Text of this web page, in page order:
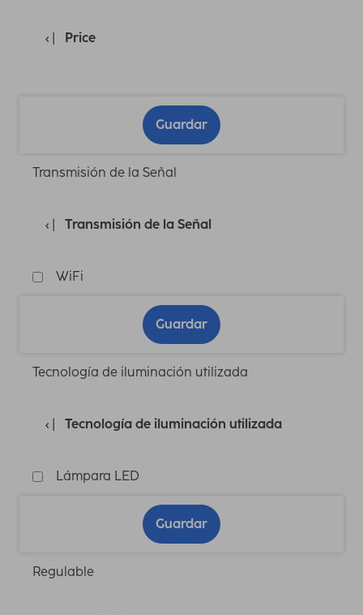
Price
Guardar
Transmisión de la Señal
Transmisión de la Señal
WiFi
Guardar
Tecnología de iluminación utilizada
Tecnología de iluminación utilizada
Lámpara LED
Guardar
Regulable